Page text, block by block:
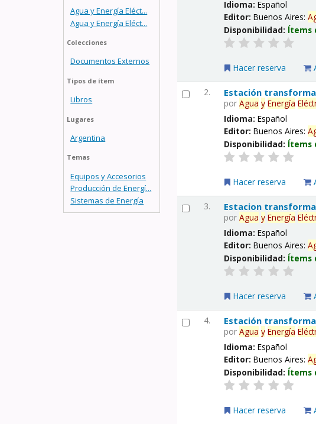
Agua y Energía Eléct...
Agua y Energía Eléct...
Colecciones
Documentos Externos
Tipos de ítem
Libros
Lugares
Argentina
Temas
Equipos y Accesorios
Producción de Energí...
Sistemas de Energía
Idioma:Español
Editor:Buenos Aires:
Disponibilidad: Ítems
Hacer reserva
2. Estación
porAgua y Energía
Idioma:Español
Editor:Buenos Aires:
Disponibilidad: Ítems
Hacer reserva
3. Estacion
porAgua y Energía
Idioma:Español
Editor:Buenos Aires:
Disponibilidad: Ítems
Hacer reserva
4. Estación
porAgua y Energía
Idioma:Español
Editor:Buenos Aires:
Disponibilidad: Ítems
Hacer reserva